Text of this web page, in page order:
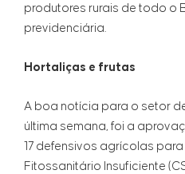
produtores rurais de todo o
previdenciária.
Hortaliças e frutas
A boa notícia para o setor
última semana, foi a
17 defensivos agrícolas
Fitossanitário Insuficiente